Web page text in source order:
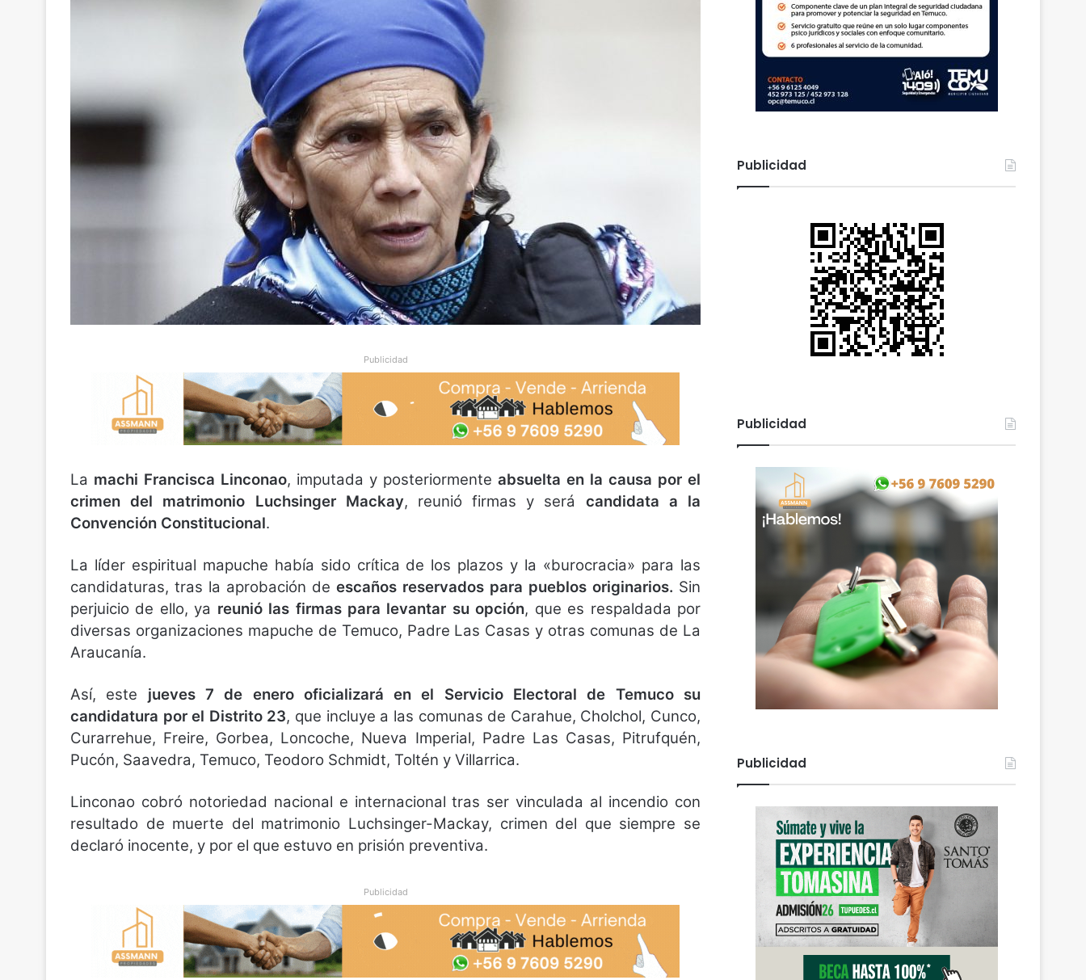
Publicidad
La machi Francisca Linconao, imputada y posteriormente absuelta en la causa por el
crimen del matrimonio Luchsinger Mackay, reunió firmas y será candidata a la
Convención Constitucional.
La líder espiritual mapuche había sido crítica de los plazos y la «burocracia» para las
candidaturas, tras la aprobación de escaños reservados para pueblos originarios. Sin
perjuicio de ello, ya reunió las firmas para levantar su opción, que es respaldada por
diversas organizaciones mapuche de Temuco, Padre Las Casas y otras comunas de La
Araucanía.
Así, este jueves 7 de enero oficializará en el Servicio Electoral de Temuco su
candidatura por el Distrito 23, que incluye a las comunas de Carahue, Cholchol, Cunco,
Curarrehue, Freire, Gorbea, Loncoche, Nueva Imperial, Padre Las Casas, Pitrufquén,
Pucón, Saavedra, Temuco, Teodoro Schmidt, Toltén y Villarrica.
Linconao cobró notoriedad nacional e internacional tras ser vinculada al incendio con
resultado de muerte del matrimonio Luchsinger-Mackay, crimen del que siempre se
declaró inocente, y por el que estuvo en prisión preventiva.
Publicidad
Publicidad
Publicidad
Publicidad